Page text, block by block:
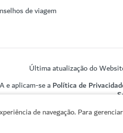
de navegação. Para
de viagem
Última atualização do
e aplicam-se aPolítica de